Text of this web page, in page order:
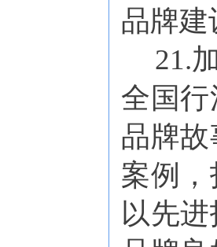
品牌建
21.
全国
品牌
案例
以先